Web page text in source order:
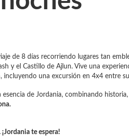
de 8 días recorriendo lugares tan
y el Castillo de Ajlun. Vive una
incluyendo una excursión en 4x4 entre
de Jordania, combinando
te espera!